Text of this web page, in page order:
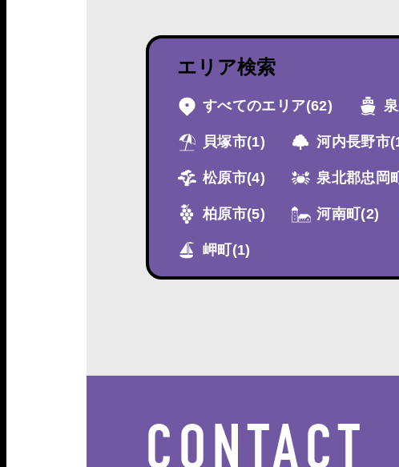
エリア検索
すべてのエリア(62)
貝塚市(1) 河内長野市
松原市(4) 泉北郡忠岡町
柏原市(5) 河南町 (2)
岬町 (1)